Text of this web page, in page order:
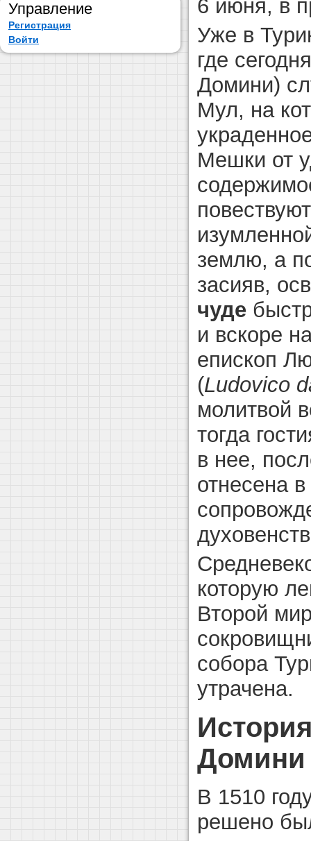
Управление
Регистрация
Войти
6 июня, в
Уже в
где
Домини)
Мул, на
Мешки от
землю, а
засияв,
чуде
и вскоре
епископ
(Ludovico
молитвой
тогда
в нее,
отнесена
которую
Второй
собора
утрачена.
Домини
В 1510
решено